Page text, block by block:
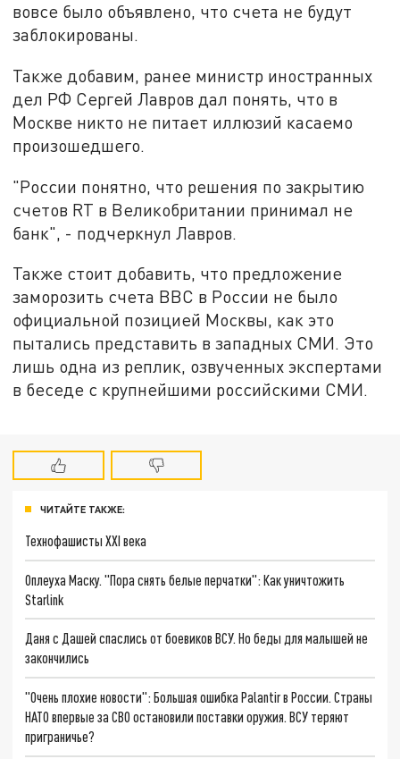
вовсе было объявлено, что счета не будут
заблокированы.
Также добавим, ранее министр иностранных
дел РФ Сергей Лавров дал понять, что в
Москве никто не питает иллюзий касаемо
произошедшего.
"России понятно, что решения по закрытию
счетов RT в Великобритании принимал не
банк", - подчеркнул Лавров.
Также стоит добавить, что предложение
заморозить счета BBC в России не было
официальной позицией Москвы, как это
пытались представить в западных СМИ. Это
лишь одна из реплик, озвученных экспертами
в беседе с крупнейшими российскими СМИ.
ЧИТАЙТЕ ТАКЖЕ:
Технофашисты XXI века
Оплеуха Маску. "Пора снять белые перчатки": Как уничтожить
Starlink
Даня с Дашей спаслись от боевиков ВСУ. Но беды для малышей не
закончились
"Очень плохие новости": Большая ошибка Palantir в России. Страны
НАТО впервые за СВО остановили поставки оружия. ВСУ теряют
приграничье?